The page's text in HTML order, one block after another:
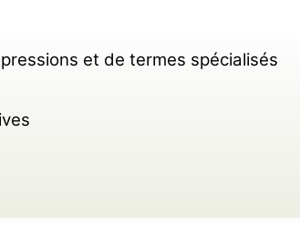
et de termes spécialisés